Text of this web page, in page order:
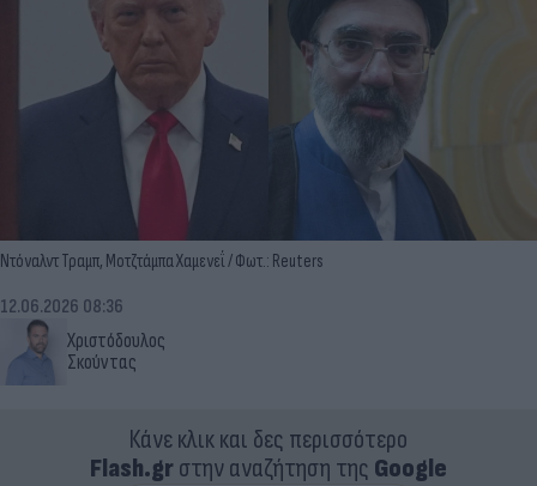
Ντόναλντ Τραμπ, Μοτζτάμπα Χαμενεΐ / Φωτ.: Reuters
Χριστόδουλος
Σκούντας
12.06.2026 08:36
Κάνε κλικ και δες περισσότερο
Flash.grστην αναζήτηση της Google